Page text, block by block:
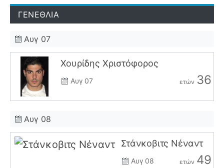
ΓΕΝΕΘΛΙΑ
Αυγ 07
Χουρίδης Χριστόφορος
Αυγ 07 ετών 36
Αυγ 08
Στάνκοβιτς Νέναντ
Αυγ 08 ετών 49